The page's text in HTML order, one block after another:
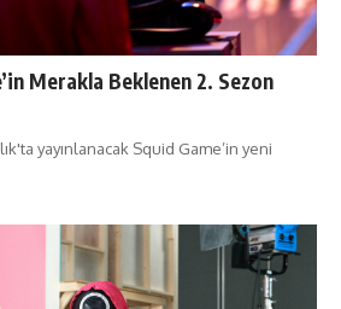
Merakla Beklenen 2. Sezon
yayınlanacak Squid Game’in yeni